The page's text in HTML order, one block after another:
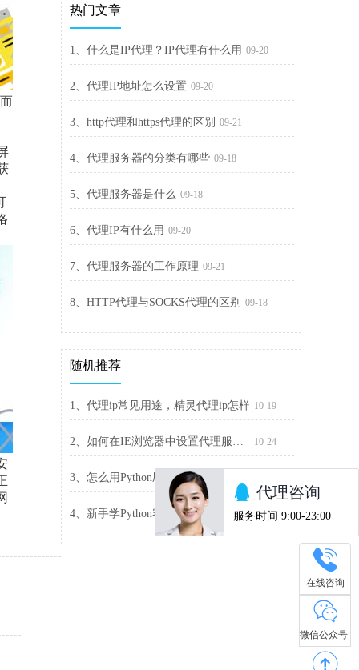
热门文章
1、什么是IP代理？IP代理有什么用 09-20
2、代理IP地址怎么设置 09-20
3、http代理和https代理的区别 09-21
4、代理服务器的分类有哪些 09-18
5、代理服务器是什么 09-18
6、代理IP有什么用 09-20
7、代理服务器的工作原理 09-21
8、HTTP代理与SOCKS代理的区别 09-18
随机推荐
1、代理ip常见用途，精灵代理ip怎样 10-19
2、如何在IE浏览器中设置代理服务器 10-24
4、新手学Python容易犯的错，你掉过哪些坑 11-24
在线咨询
微信公众号